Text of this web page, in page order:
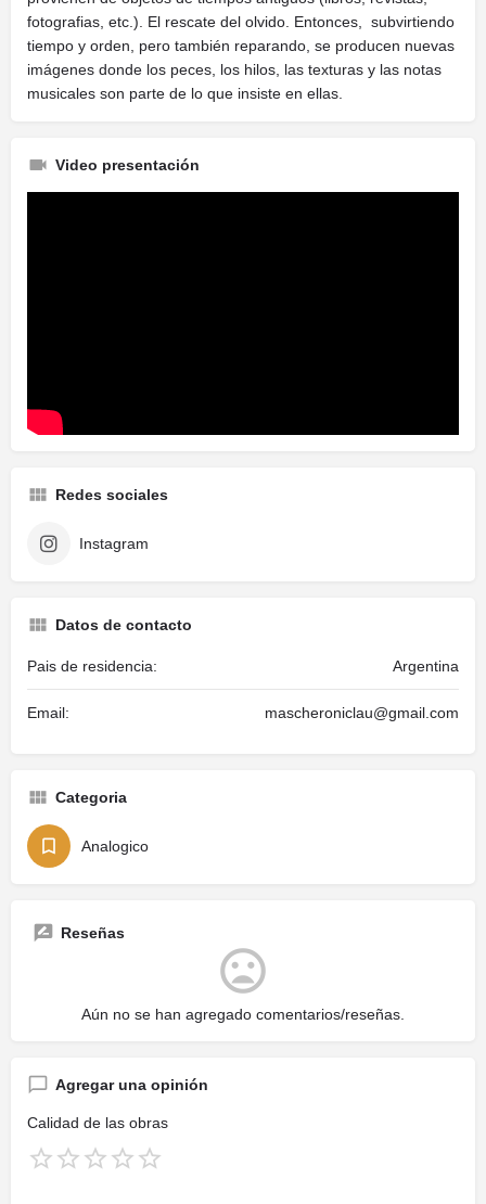
fotografias, etc.). El rescate del olvido. Entonces, subvirtiendo
tiempo y orden, pero también reparando, se producen nuevas
imágenes donde los peces, los hilos, las texturas y las notas
musicales son parte de lo que insiste en ellas.
Video presentación
Redes sociales
Instagram
Datos de contacto
Pais de residencia: Argentina
Email: mascheroniclau@gmail.com
Categoria
Analogico
Reseñas
Aún no se han agregado comentarios/reseñas.
Agregar una opinión
Calidad de las obras